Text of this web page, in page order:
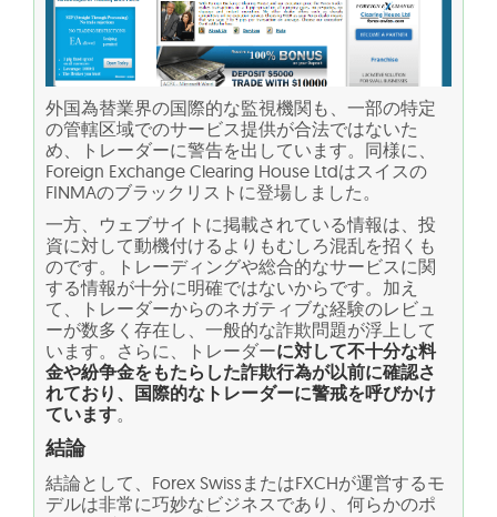
外国為替業界の国際的な監視機関も、一部の特定
の管轄区域でのサービス提供が合法ではないた
め、トレーダーに警告を出しています。同様に、
Foreign Exchange Clearing House Ltdはスイスの
FINMAのブラックリストに登場しました。
一方、ウェブサイトに掲載されている情報は、投
資に対して動機付けるよりもむしろ混乱を招くも
のです。トレーディングや総合的なサービスに関
する情報が十分に明確ではないからです。加え
て、トレーダーからのネガティブな経験のレビュ
ーが数多く存在し、一般的な詐欺問題が浮上して
います。さらに、トレーダーに対して不十分な料
金や紛争金をもたらした詐欺行為が以前に確認さ
れており、国際的なトレーダーに警戒を呼びかけ
ています。
結論
結論として、Forex SwissまたはFXCHが運営するモ
デルは非常に巧妙なビジネスであり、何らかのポ